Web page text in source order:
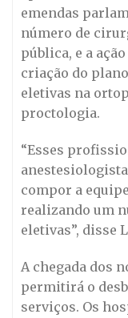
emendas
número de
pública, e a
criação do
eletivas na
proctologia.
“Esses
compor a
realizando um
eletivas”, disse
A chegada dos
permitirá o
serviços. Os